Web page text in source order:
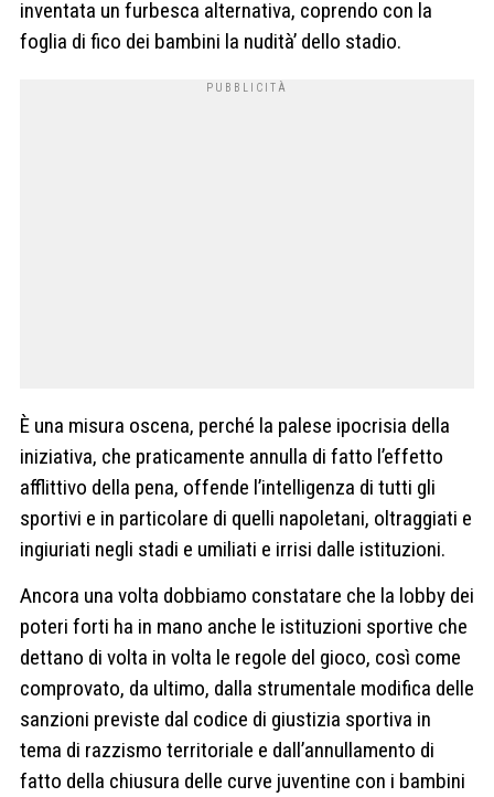
inventata un furbesca alternativa, coprendo con la
foglia di fico dei bambini la nudità’ dello stadio.
È una misura oscena, perché la palese ipocrisia della
iniziativa, che praticamente annulla di fatto l’effetto
afflittivo della pena, offende l’intelligenza di tutti gli
sportivi e in particolare di quelli napoletani, oltraggiati e
ingiuriati negli stadi e umiliati e irrisi dalle istituzioni.
Ancora una volta dobbiamo constatare che la lobby dei
poteri forti ha in mano anche le istituzioni sportive che
dettano di volta in volta le regole del gioco, così come
comprovato, da ultimo, dalla strumentale modifica delle
sanzioni previste dal codice di giustizia sportiva in
tema di razzismo territoriale e dall’annullamento di
fatto della chiusura delle curve juventine con i bambini